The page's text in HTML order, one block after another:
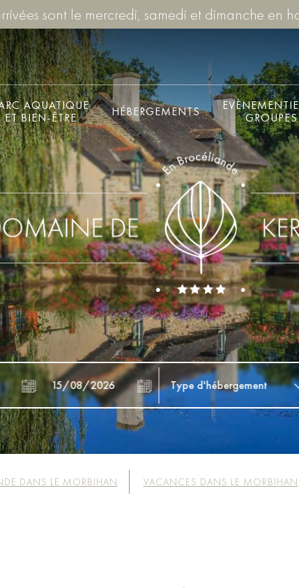
sont le mercredi, samedi et dimanche en
AQUATIQUE
ET BIEN-ÊTRE
HÉBERGEMENTS
GROUPES
DANS LE MORBIHAN VACANCES DANS LE MORBIHAN